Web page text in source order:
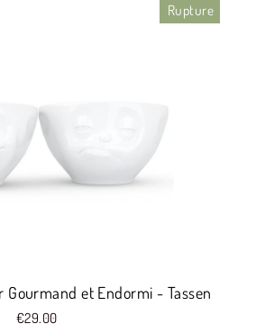
Rupture
Gourmand et Endormi - Tassen
€29.00